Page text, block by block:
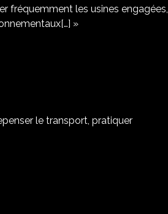
fréquemment les usines engagées,
»
le transport, pratiquer